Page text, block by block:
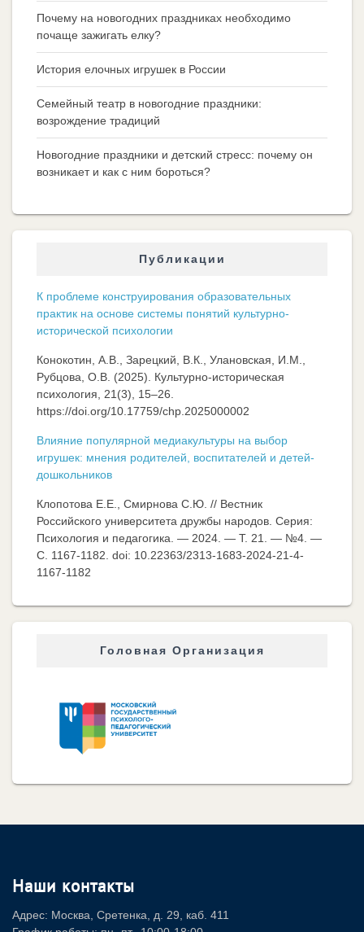
Почему на новогодних праздниках необходимо
почаще зажигать елку?
История елочных игрушек в России
Семейный театр в новогодние праздники:
возрождение традиций
Новогодние праздники и детский стресс: почему он
возникает и как с ним бороться?
Публикации
К проблеме конструирования образовательных
практик на основе системы понятий культурно-
исторической психологии
Конокотин, А.В., Зарецкий, В.К., Улановская, И.М.,
Рубцова, О.В. (2025). Культурно-историческая
психология, 21(3), 15–26.
https://doi.org/10.17759/chp.2025000002
Влияние популярной медиакультуры на выбор
игрушек: мнения родителей, воспитателей и детей-
дошкольников
Клопотова Е.Е., Смирнова С.Ю. // Вестник
Российского университета дружбы народов. Серия:
Психология и педагогика. — 2024. — Т. 21. — №4. —
C. 1167-1182. doi: 10.22363/2313-1683-2024-21-4-
1167-1182
Головная Организация
Наши контакты
Адрес: Москва, Сретенка, д. 29, каб. 411